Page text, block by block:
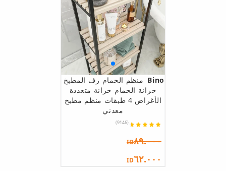
Bino منظم الحمام رف المطبخ
خزانة الحمام خزانة متعددة
الأغراض 4 طبقات منظم مطبخ
معدني
(9146)
ID٨٩.٠٠٠
ID٦٢.٠٠٠